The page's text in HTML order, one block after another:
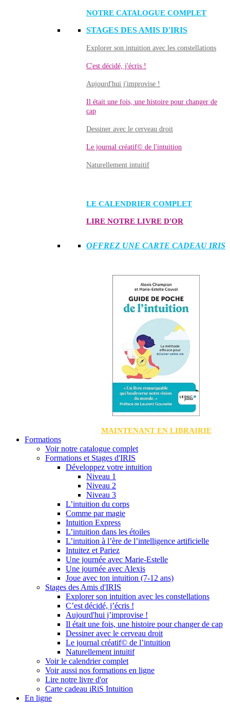
NOTRE CATALOGUE COMPLET
STAGES DES AMIS D'IRIS
Explorer son intuition avec les constellations
C'est décidé, j'écris !
Aujourd'hui j'improvise !
Il était une fois, une histoire pour changer de
cap
Dessiner avec le cerveau droit
Le journal créatif© de l'intuition
Naturellement intuitif
LE CALENDRIER COMPLET
LIRE NOTRE LIVRE D'OR
OFFREZ UNE CARTE CADEAU IRIS
MAINTENANT EN LIBRAIRIE
Formations
Voir notre catalogue complet
Formations et Stages d'IRIS
Développez votre intuition
Niveau 1
Niveau 2
Niveau 3
L’intuition du corps
Comme par magie
Intuition Express
L’intuition dans les étoiles
L’intuition à l’ère de l’intelligence artificielle
Intuitez et Pariez
Une journée avec Marie-Estelle
Une journée avec Alexis
Joue avec ton intuition (7-12 ans)
Stages des Amis d'IRIS
Explorer son intuition avec les constellations
C’est décidé, j’écris !
Aujourd'hui j’improvise !
Il était une fois, une histoire pour changer de cap
Dessiner avec le cerveau droit
Le journal créatif© de l’intuition
Naturellement intuitif
Voir le calendrier complet
Voir aussi nos formations en ligne
Lire notre livre d'or
Carte cadeau iRiS Intuition
En ligne